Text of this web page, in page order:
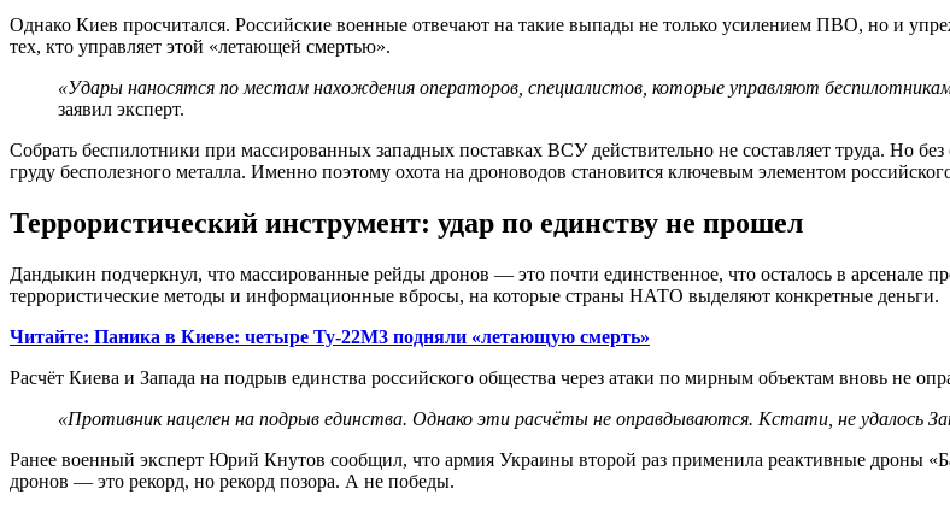
Однако Киев просчитался. Российские военные отвечают на такие выпады не только усилением ПВО, но и
тех, кто управляет этой «летающей смертью».
«Удары наносятся по местам нахождения операторов, специалистов, которые управляют
заявил эксперт.
Собрать беспилотники при массированных западных поставках ВСУ действительно не составляет труда. Но
груду бесполезного металла. Именно поэтому охота на дроноводов становится ключевым элементом
Террористический инструмент: удар по единству не прошел
Дандыкин подчеркнул, что массированные рейды дронов — это почти единственное, что осталось в арсенале
террористические методы и информационные вбросы, на которые страны НАТО выделяют конкретные деньги.
Читайте: Паника в Киеве: четыре Ту-22М3 подняли «летающую смерть»
Расчёт Киева и Запада на подрыв единства российского общества через атаки по мирным объектам вновь не
«Противник нацелен на подрыв единства. Однако эти расчёты не оправдываются. Кстати, не удалось
Ранее военный эксперт Юрий Кнутов сообщил, что армия Украины второй раз применила реактивные дроны
дронов — это рекорд, но рекорд позора. А не победы.